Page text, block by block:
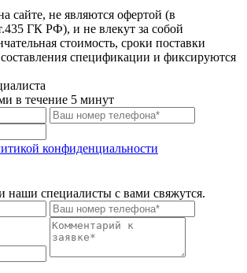
сайте, не являются офертой (в
ГК РФ), и не влекут за собой
стоимость, сроки поставки
спецификации и фиксируются
в течение 5 минут
конфиденциальности
наши специалисты с вами свяжутся.